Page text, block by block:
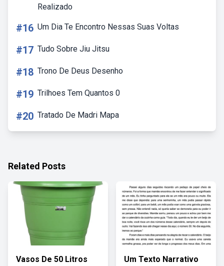
Realizado
#16 Um Dia Te Encontro Nessas Suas Voltas
#17 Tudo Sobre Jiu Jitsu
#18 Trono De Deus Desenho
#19 Trilhoes Tem Quantos 0
#20 Tratado De Madri Mapa
Related Posts
Vasos De 50 Litros
Um Texto Narrativo